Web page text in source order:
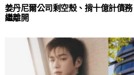
姜丹尼爾公司剩空殼、揹十億計債
繼離開